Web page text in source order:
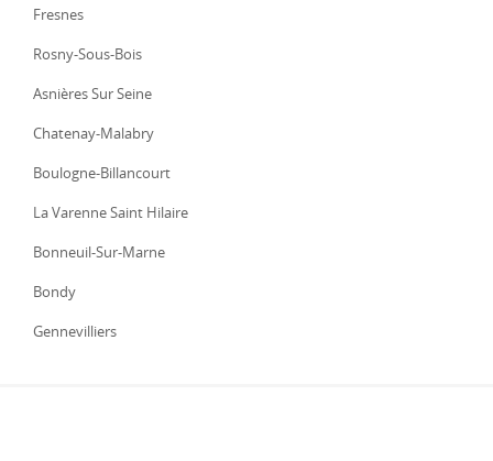
Fresnes
Rosny-Sous-Bois
Asnières Sur Seine
Chatenay-Malabry
Boulogne-Billancourt
La Varenne Saint Hilaire
Bonneuil-Sur-Marne
Bondy
Gennevilliers